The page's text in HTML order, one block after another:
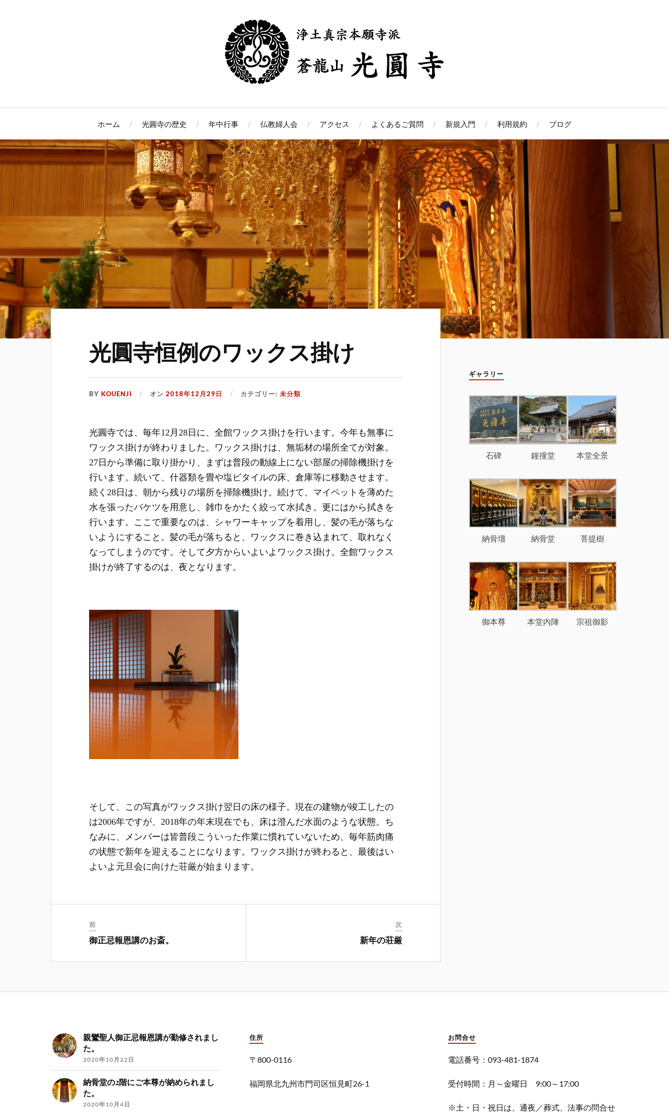
ホーム 光圓寺の歴史 年中行事 仏教婦人会 アクセス よくあるご質問 新規入門 利用規約 ブログ
光圓寺恒例のワックス掛け
BYKOUENJI オン2018年12月29日 カテゴリー:未分類
光圓寺では、毎年12月28日に、全館ワックス掛けを行います。今年も無事に
ワックス掛けが終わりました。ワックス掛けは、無垢材の場所全てが対象。
27日から準備に取り掛かり、まずは普段の動線上にない部屋の掃除機掛けを
行います。続いて、什器類を畳や塩ビタイルの床、倉庫等に移動させます。
続く28日は、朝から残りの場所を掃除機掛け。続けて、マイペットを薄めた
水を張ったバケツを用意し、雑巾をかたく絞って水拭き。更にはから拭きを
行います。ここで重要なのは、シャワーキャップを着用し、髪の毛が落ちな
いようにすること。髪の毛が落ちると、ワックスに巻き込まれて、取れなく
なってしまうのです。そして夕方からいよいよワックス掛け。全館ワックス
掛けが終了するのは、夜となります。
そして、この写真がワックス掛け翌日の床の様子。現在の建物が竣工したの
は2006年ですが、2018年の年末現在でも、床は澄んだ水面のような状態。ち
なみに、メンバーは皆普段こういった作業に慣れていないため、毎年筋肉痛
の状態で新年を迎えることになります。ワックス掛けが終わると、最後はい
よいよ元旦会に向けた荘厳が始まります。
前
御正忌報恩講のお斎。
次
新年の荘厳
ギャラリー
石碑 鐘撞堂 本堂全景
納骨壇 納骨堂 菩提樹
御本尊 本堂内陣 宗祖御影
親鸞聖人御正忌報恩講が勤修されまし
た。
2020年10月22日
納骨堂の2階にご本尊が納められまし
た。
2020年10月4日
住所
〒800-0116
福岡県北九州市門司区恒見町26-1
お問合せ
電話番号：093-481-1874
受付時間：月～金曜日 9:00～17:00
※土・日・祝日は、通夜／葬式、法事の問合せ